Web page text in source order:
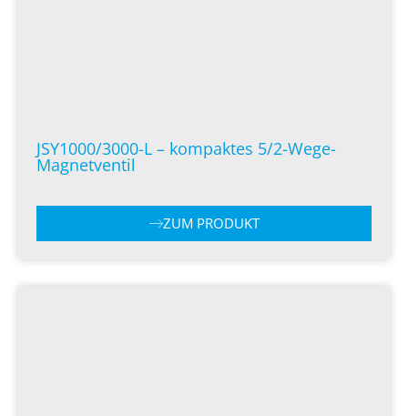
JSY1000/3000-L – kompaktes 5/2-Wege-
Magnetventil
ZUM PRODUKT